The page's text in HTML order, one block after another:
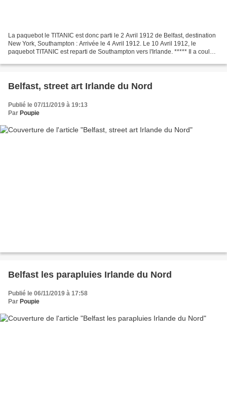
La paquebot le TITANIC est donc parti le 2 Avril 1912 de Belfast, destination
New York, Southampton : Arrivée le 4 Avril 1912. Le 10 Avril 1912, le
paquebot TITANIC est reparti de Southampton vers l'Irlande. ***** Il a coulé
Belfast, street art Irlande du Nord
Publié le 07/11/2019 à 19:13
Par Poupie
Belfast les parapluies Irlande du Nord
Publié le 06/11/2019 à 17:58
Par Poupie